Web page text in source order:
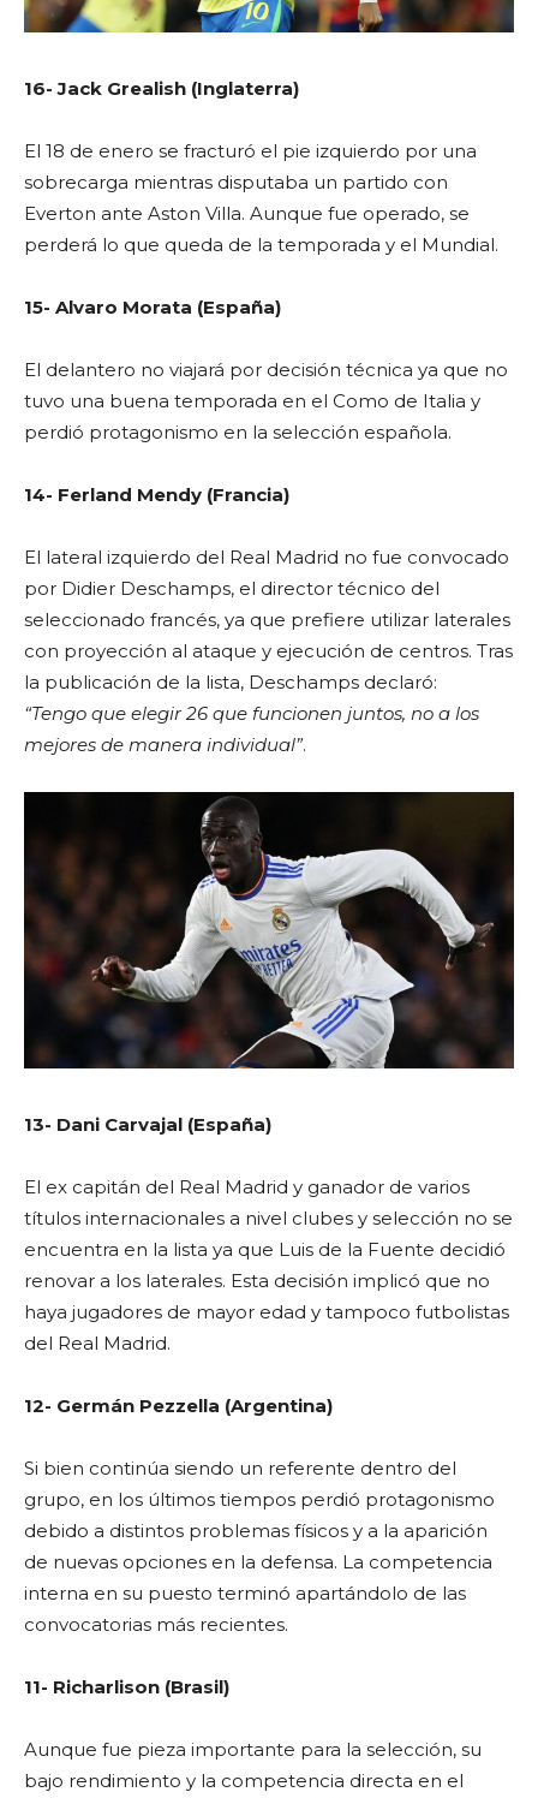
16- Jack Grealish (Inglaterra)
El 18 de enero se fracturó el pie izquierdo por una
sobrecarga mientras disputaba un partido con
Everton ante Aston Villa. Aunque fue operado, se
perderá lo que queda de la temporada y el Mundial.
15- Alvaro Morata (España)
El delantero no viajará por decisión técnica ya que no
tuvo una buena temporada en el Como de Italia y
perdió protagonismo en la selección española.
14- Ferland Mendy (Francia)
El lateral izquierdo del Real Madrid no fue convocado
por Didier Deschamps, el director técnico del
seleccionado francés, ya que prefiere utilizar laterales
con proyección al ataque y ejecución de centros. Tras
la publicación de la lista, Deschamps declaró:
“Tengo que elegir 26 que funcionen juntos, no a los
mejores de manera individual”.
13- Dani Carvajal (España)
El ex capitán del Real Madrid y ganador de varios
títulos internacionales a nivel clubes y selección no se
encuentra en la lista ya que Luis de la Fuente decidió
renovar a los laterales. Esta decisión implicó que no
haya jugadores de mayor edad y tampoco futbolistas
del Real Madrid.
12- Germán Pezzella (Argentina)
Si bien continúa siendo un referente dentro del
grupo, en los últimos tiempos perdió protagonismo
debido a distintos problemas físicos y a la aparición
de nuevas opciones en la defensa. La competencia
interna en su puesto terminó apartándolo de las
convocatorias más recientes.
11- Richarlison (Brasil)
Aunque fue pieza importante para la selección, su
bajo rendimiento y la competencia directa en el